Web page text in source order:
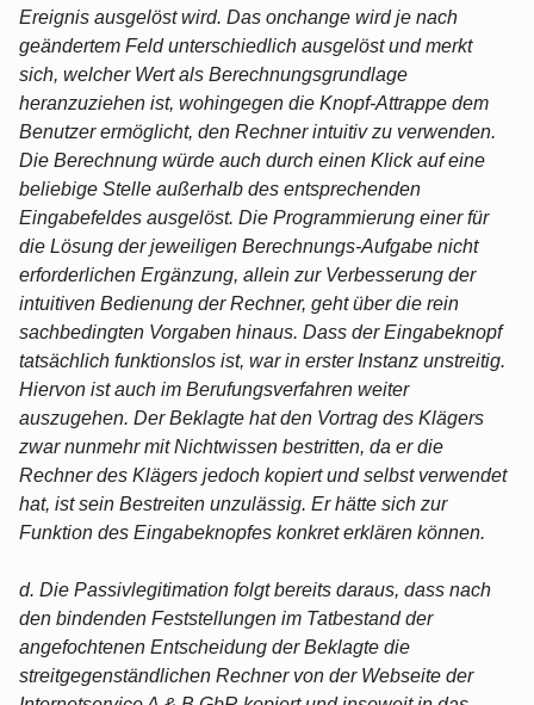
Ereignis ausgelöst wird. Das onchange wird je nach
geändertem Feld unterschiedlich ausgelöst und merkt
sich, welcher Wert als Berechnungsgrundlage
heranzuziehen ist, wohingegen die Knopf-Attrappe dem
Benutzer ermöglicht, den Rechner intuitiv zu verwenden.
Die Berechnung würde auch durch einen Klick auf eine
beliebige Stelle außerhalb des entsprechenden
Eingabefeldes ausgelöst. Die Programmierung einer für
die Lösung der jeweiligen Berechnungs-Aufgabe nicht
erforderlichen Ergänzung, allein zur Verbesserung der
intuitiven Bedienung der Rechner, geht über die rein
sachbedingten Vorgaben hinaus. Dass der Eingabeknopf
tatsächlich funktionslos ist, war in erster Instanz unstreitig.
Hiervon ist auch im Berufungsverfahren weiter
auszugehen. Der Beklagte hat den Vortrag des Klägers
zwar nunmehr mit Nichtwissen bestritten, da er die
Rechner des Klägers jedoch kopiert und selbst verwendet
hat, ist sein Bestreiten unzulässig. Er hätte sich zur
Funktion des Eingabeknopfes konkret erklären können.
d. Die Passivlegitimation folgt bereits daraus, dass nach
den bindenden Feststellungen im Tatbestand der
angefochtenen Entscheidung der Beklagte die
streitgegenständlichen Rechner von der Webseite der